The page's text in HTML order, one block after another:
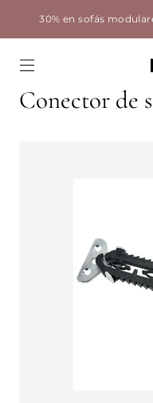
30% en sofás
Conector de